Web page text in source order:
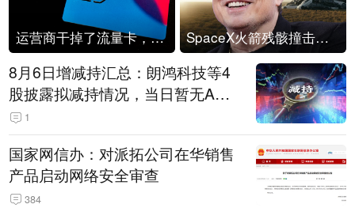
运营商干掉了流量卡，他们真的玩不起了 SpaceX火箭残骸撞击月球
8月6日增减持汇总：朗鸿科技等4
股披露拟减持情况，当日暂无A股
公司披露拟增持情况（表）
1
国家网信办：对派拓公司在华销售
产品启动网络安全审查
384